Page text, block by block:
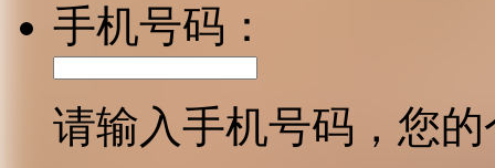
手机号码：
请输入手机号码，您